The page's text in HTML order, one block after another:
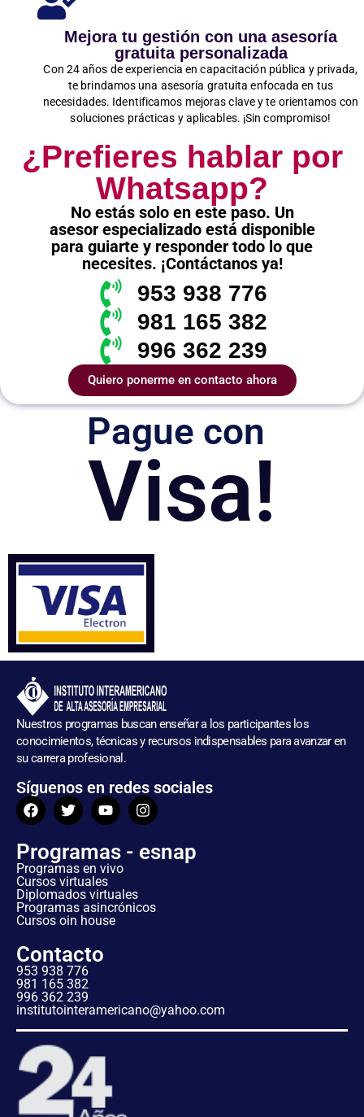
Mejora tu gestión con una asesoría
gratuita personalizada
Con 24 años de experiencia en capacitación pública y privada,
te brindamos una asesoría gratuita enfocada en tus
necesidades. Identificamos mejoras clave y te orientamos con
soluciones prácticas y aplicables. ¡Sin compromiso!
¿Prefieres hablar por
Whatsapp?
No estás solo en este paso. Un
asesor especializado está disponible
para guiarte y responder todo lo que
necesites. ¡Contáctanos ya!
953 938 776
981 165 382
996 362 239
Quiero ponerme en contacto ahora
Pague con
Visa!
Nuestros programas buscan enseñar a los participantes los
conocimientos, técnicas y recursos indispensables para avanzar en
su carrera profesional.
Síguenos en redes sociales
Programas - esnap
Programas en vivo
Cursos virtuales
Diplomados virtuales
Programas asincrónicos
Cursos oin house
Contacto
953 938 776
981 165 382
996 362 239
institutointeramericano@yahoo.com